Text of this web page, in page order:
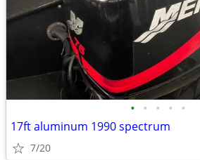
• • • • •
17ft aluminum 1990 spectrum
7/20